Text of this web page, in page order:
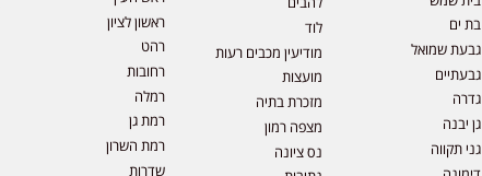
בת ים
גבעת שמואל
גבעתיים
גדרה
גן יבנה
גני תקווה
לוד
מודיעין מכבים רעות
מועצות
מזכרת בתיה
מצפה רמון
נס ציונה
ראשון לציון
רהט
רחובות
רמלה
רמת גן
רמת השרון
שדרות